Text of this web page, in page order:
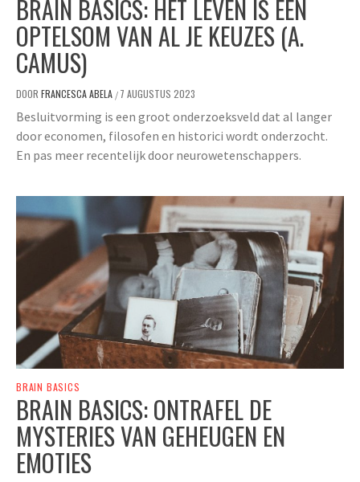
BRAIN BASICS: HET LEVEN IS EEN
OPTELSOM VAN AL JE KEUZES (A.
CAMUS)
DOOR FRANCESCA ABELA / 7 AUGUSTUS 2023
Besluitvorming is een groot onderzoeksveld dat al langer
door economen, filosofen en historici wordt onderzocht.
En pas meer recentelijk door neurowetenschappers.
BRAIN BASICS
BRAIN BASICS: ONTRAFEL DE
MYSTERIES VAN GEHEUGEN EN
EMOTIES